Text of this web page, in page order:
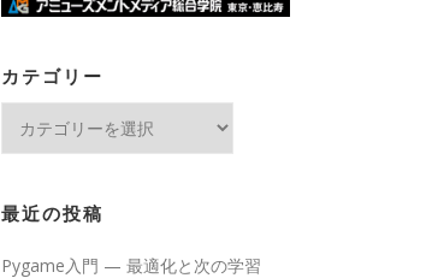
カテゴリー
ー
最近の投稿
Pygame入門 — 最適化と次の学習